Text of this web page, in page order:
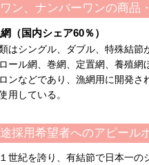
ン、ナンバーワンの商品
（国内シェア60％）
はシングル、ダブル、特殊結節
ール網、巻網、定置網、養殖網
ンなどであり、漁網用に開発さ
用している。
採用希望者へのアピール
世紀を誇り、有結節で日本一の